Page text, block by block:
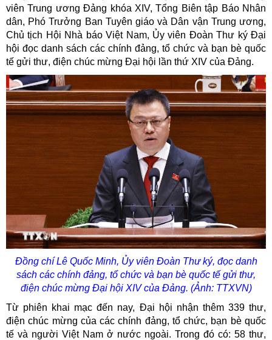
viên Trung ương Đảng khóa XIV, Tổng Biên tập Báo Nhân
dân, Phó Trưởng Ban Tuyên giáo và Dân vận Trung ương,
Chủ tịch Hội Nhà báo Việt Nam, Ủy viên Đoàn Thư ký Đại
hội đọc danh sách các chính đảng, tổ chức và bạn bè quốc
tế gửi thư, điện chúc mừng Đại hội lần thứ XIV của Đảng.
Đồng chí Lê Quốc Minh, Ủy viên Đoàn Thư ký, đọc danh
sách các chính đảng, tổ chức và bạn bè quốc tế gửi thư,
điện chúc mừng Đại hội XIV của Đảng. (Ảnh: TTXVN)
Từ phiên khai mạc đến nay, Đại hội nhận thêm 339 thư,
điện chúc mừng của các chính đảng, tổ chức, bạn bè quốc
tế và người Việt Nam ở nước ngoài. Trong đó có: 58 thư,